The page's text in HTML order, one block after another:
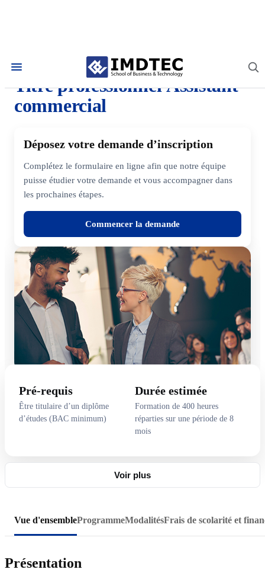
Titre professionnel
Titre professionnel Assistant
commercial
Déposez votre demande d’inscription
Complétez le formulaire en ligne afin que notre équipe
puisse étudier votre demande et vous accompagner dans
les prochaines étapes.
Commencer la demande
Pré-requis
Être titulaire d’un diplôme
d’études (BAC minimum)
Durée estimée
Formation de 400 heures
réparties sur une période de 8
mois
Voir plus
Vue d'ensembleProgrammeModalitésFrais de scolarité et
Présentation